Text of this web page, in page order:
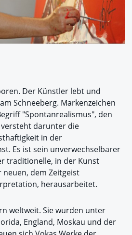
Der Künstler lebt und
Schneeberg. Markenzeichen
"Spontanrealismus", den
darunter die
in der
Es ist sein unverwechselbarer
traditionelle, in der Kunst
dem Zeitgeist
herausarbeitet.
weltweit. Sie wurden unter
England, Moskau und der